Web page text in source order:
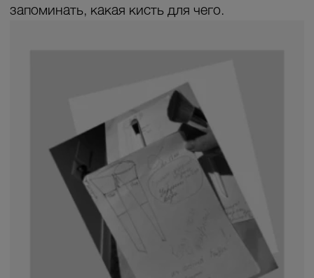
по 2023 год: необходимо было найти
универсальный ворс, продумать формы
и выбрать верное соотношение
упругости с мягкостью. И если
с кистями для глаз задача решилась
тремя основными формами, то решить,
как быть девушками с разным типам
кожи было сложнее. Одного
универсального набора создать
не получилось.
Для разных задач нужны разные
формы, поэтому кисти разделили на 3
категории. Наборы по типам кожи, где